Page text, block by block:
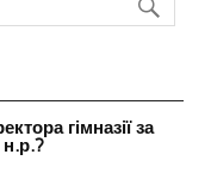
гімназії за